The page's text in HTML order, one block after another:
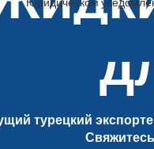
турецкий